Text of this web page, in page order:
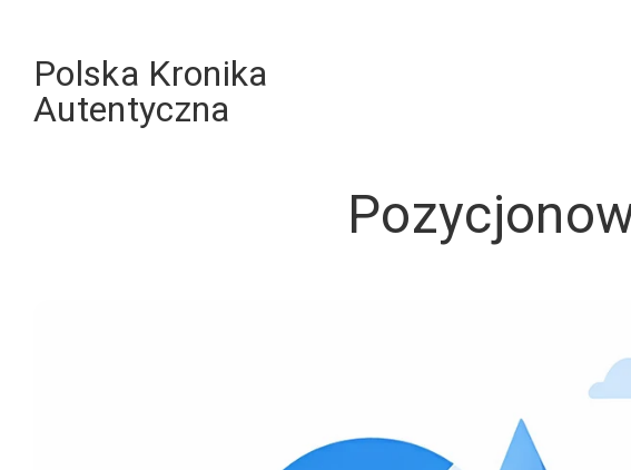
contentPolska Kronika
Autentyczna